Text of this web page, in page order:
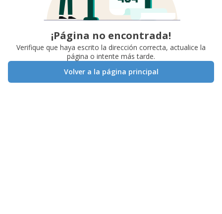
¡Página no encontrada!
Verifique que haya escrito la dirección correcta, actualice la
página o intente más tarde.